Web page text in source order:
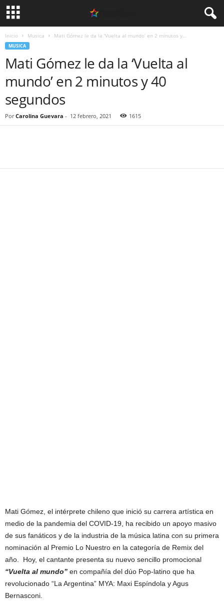
Inicio Musica Mati Gómez le da la ‘Vuelta al mundo’ en 2 minutos y...
MUSICA
Mati Gómez le da la ‘Vuelta al
mundo’ en 2 minutos y 40
segundos
Por Carolina Guevara - 12 febrero, 2021 1615
Mati Gómez, el intérprete chileno que inició su carrera artística en
medio de la pandemia del COVID-19, ha recibido un apoyo masivo
de sus fanáticos y de la industria de la música latina con su primera
nominación al Premio Lo Nuestro en la categoría de Remix del
año. Hoy, el cantante presenta su nuevo sencillo promocional
“Vuelta al mundo” en compañía del dúo Pop-latino que ha
revolucionado “La Argentina” MYA: Maxi Espíndola y Agus
Bernasconi.